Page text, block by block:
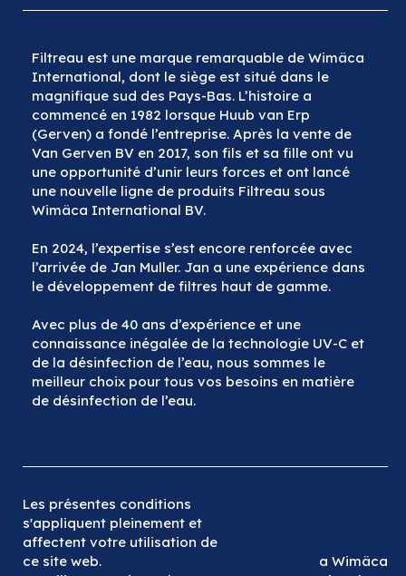
Filtreau est une marque remarquable de Wimäca
International, dont le siège est situé dans le
magnifique sud des Pays-Bas. L’histoire a
commencé en 1982 lorsque Huub van Erp
(Gerven) a fondé l’entreprise. Après la vente de
Van Gerven BV en 2017, son fils et sa fille ont vu
une opportunité d’unir leurs forces et ont lancé
une nouvelle ligne de produits Filtreau sous
Wimäca International BV.
En 2024, l’expertise s’est encore renforcée avec
l’arrivée de Jan Muller. Jan a une expérience dans
le développement de filtres haut de gamme.
Avec plus de 40 ans d’expérience et une
connaissance inégalée de la technologie UV-C et
de la désinfection de l’eau, nous sommes le
meilleur choix pour tous vos besoins en matière
de désinfection de l’eau.
Les présentes conditions
s'appliquent pleinement et
affectent votre utilisation de
ce site web.
a Wimäca